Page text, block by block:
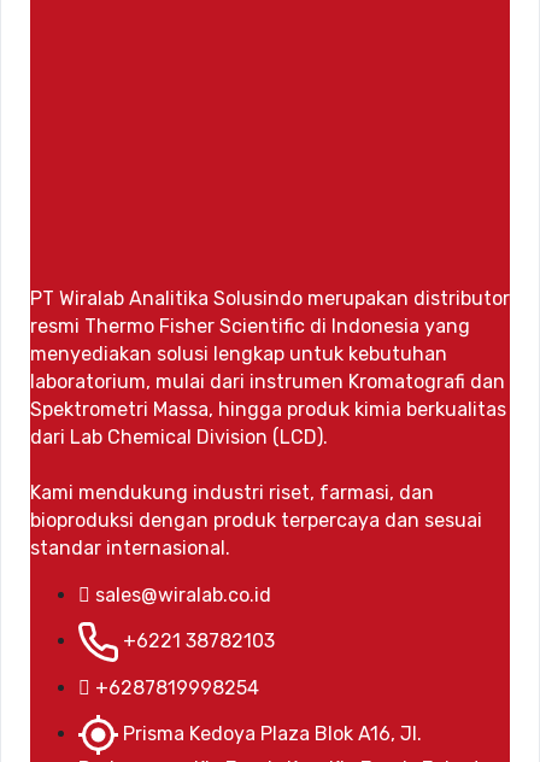
PT Wiralab Analitika Solusindo merupakan distributor
resmi Thermo Fisher Scientific di Indonesia yang
menyediakan solusi lengkap untuk kebutuhan
laboratorium, mulai dari instrumen Kromatografi dan
Spektrometri Massa, hingga produk kimia berkualitas
dari Lab Chemical Division (LCD).
Kami mendukung industri riset, farmasi, dan
bioproduksi dengan produk terpercaya dan sesuai
standar internasional.
sales@wiralab.co.id
+6221 38782103
+6287819998254
Prisma Kedoya Plaza Blok A16, Jl.